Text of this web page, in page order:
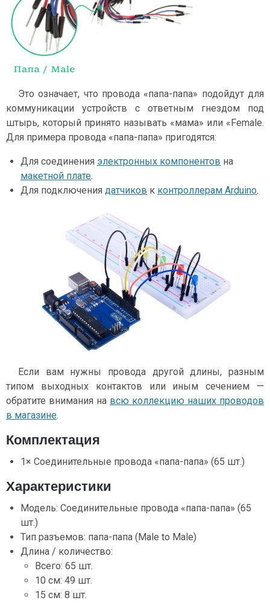
Это означает, что провода «папа-папа» подойдут для
коммуникации устройств с ответным гнездом под
штырь, который принято называть «мама» или «Female.
Для примера провода «папа-папа» пригодятся:
Для соединения электронных компонентов на
макетной плате.
Для подключения датчиков к контроллерам Arduino.
Если вам нужны провода другой длины, разным
типом выходных контактов или иным сечением —
обратите внимания на всю коллекцию наших проводов
в магазине.
Комплектация
1× Соединительные провода «папа-папа» (65 шт.)
Характеристики
Модель: Соединительные провода «папа-папа» (65
шт.)
Тип разъемов: папа-папа (Male to Male)
Длина / количество:
Всего: 65 шт.
10 см: 49 шт.
15 см: 8 шт.